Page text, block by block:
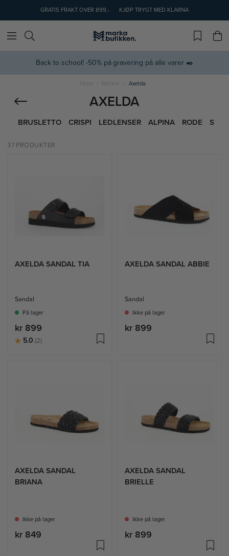
GRATIS FRAKT OVER 899,- KJØP TRYGT MED KLARNA
Back to school! -50% på gravering på alle varer ✒️
Hjem Merker Axelda
AXELDA
BRUSLETTO CRISPI LEDLENSER ALPINA RODE
37 PRODUKTER
AXELDA SANDAL TIA
Sandal
På lager
kr 899
Karakter:
5.0 (2)av 5 mulige
AXELDA SANDAL ABBIE
Sandal
Ikke på lager
kr 899
AXELDA SANDAL
BRIANA
Ikke på lager
kr 849
AXELDA SANDAL
BRIELLE
Ikke på lager
kr 899